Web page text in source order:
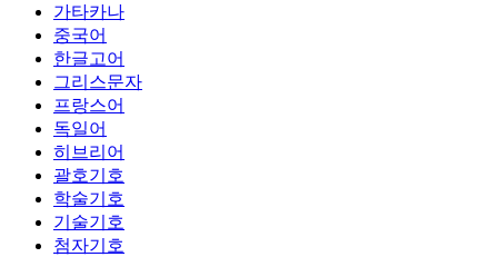
가타카나
중국어
한글고어
그리스문자
프랑스어
독일어
히브리어
괄호기호
학술기호
기술기호
첨자기호